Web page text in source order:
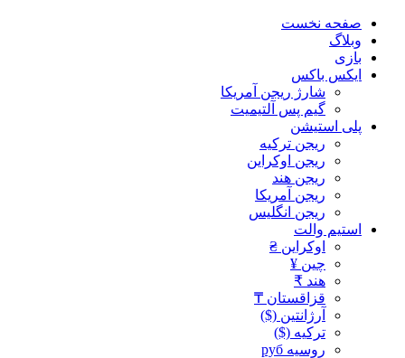
صفحه نخست
وبلاگ
بازی
ایکس باکس
شارژ ریجن آمریکا
گیم پس آلتیمیت
پلی استیشن
ریجن ترکیه
ریجن اوکراین
ریجن هند
ریجن آمریکا
ریجن انگلیس
استیم والت
اوکراین ₴
چین ¥
هند ₹
قزاقستان ₸
آرژانتین ($)
ترکیه ($)
روسیه руб